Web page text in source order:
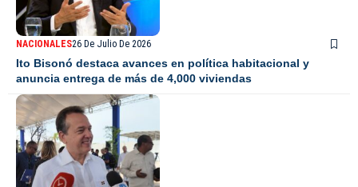
NACIONALES26 De Julio De 2026
Ito Bisonó destaca avances en política habitacional y
anuncia entrega de más de 4,000 viviendas